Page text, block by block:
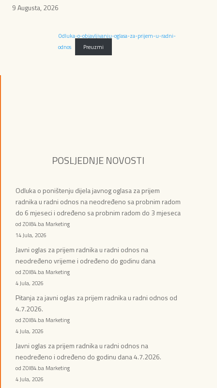
9 Augusta, 2026
Odluka-o-objavljivanju-oglasa-za-prijem-u-radni-
odnos
Preuzmi
POSLJEDNJE NOVOSTI
Odluka o poništenju dijela javnog oglasa za prijem
radnika u radni odnos na neodređeno sa probnim radom
do 6 mjeseci i određeno sa probnim radom do 3 mjeseca
od ZOI84.ba Marketing
14 Jula, 2026
Javni oglas za prijem radnika u radni odnos na
neodređeno vrijeme i određeno do godinu dana
od ZOI84.ba Marketing
4 Jula, 2026
Pitanja za javni oglas za prijem radnika u radni odnos od
4.7.2026.
od ZOI84.ba Marketing
4 Jula, 2026
Javni oglas za prijem radnika u radni odnos na
neodređeno i određeno do godinu dana 4.7.2026.
od ZOI84.ba Marketing
4 Jula, 2026